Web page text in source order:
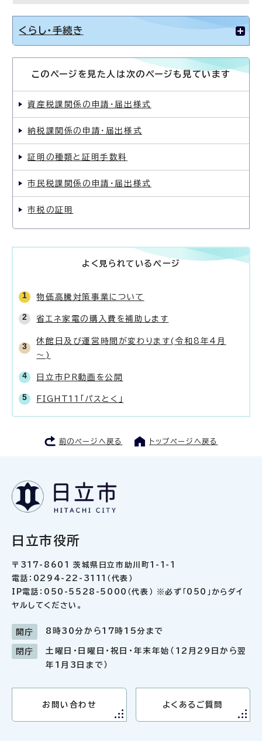
くらし・手続き
このページを見た人は次のページも見ています
資産税課関係の申請・届出様式
納税課関係の申請・届出様式
証明の種類と証明手数料
市民税課関係の申請・届出様式
市税の証明
よく見られているページ
物価高騰対策事業について
省エネ家電の購入費を補助します
休館日及び運営時間が変わります(令和8年4月
～)
日立市PR動画を公開
FIGHT11「パスとく」
前のページへ戻る トップページへ戻る
日立市役所
〒317-8601 茨城県日立市助川町1-1-1
電話：0294-22-3111（代表）
IP電話：050-5528-5000（代表） ※必ず「050」からダイ
ヤルしてください。
開庁 8時30分から17時15分まで
閉庁
土曜日・日曜日・祝日・年末年始（12月29日から翌
年1月3日まで）
お問い合わせ よくあるご質問